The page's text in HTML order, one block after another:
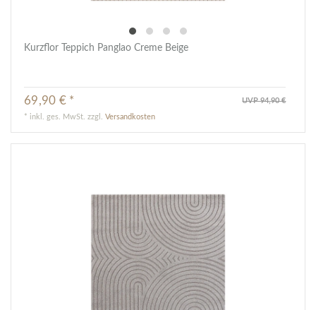
Kurzflor Teppich Panglao Creme Beige
UVP 94,90 €
69,90 € *
* inkl. ges. MwSt. zzgl.Versandkosten